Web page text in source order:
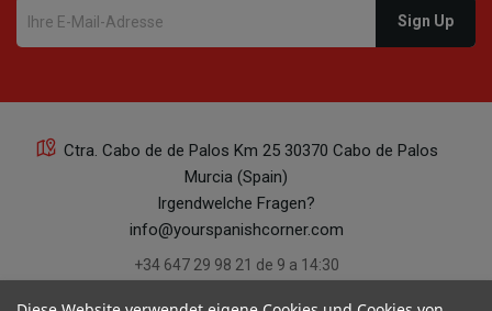
Ctra. Cabo de de Palos Km 25 30370 Cabo de Palos
Murcia (Spain)
Irgendwelche Fragen?
info@yourspanishcorner.com
+34 647 29 98 21 de 9 a 14:30